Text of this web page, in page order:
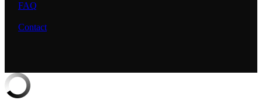
FAQ
Contact